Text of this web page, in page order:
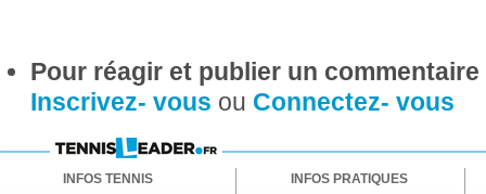
Pour réagir et publier un
Inscrivez- vous ou Connectez- vous
INFOS TENNIS INFOS PRATIQUES